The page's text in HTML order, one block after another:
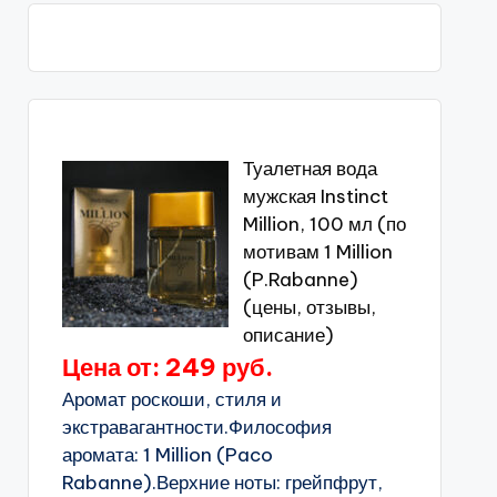
Туалетная вода
мужская Instinct
Million, 100 мл (по
мотивам 1 Million
(P.Rabanne)
(цены, отзывы,
описание)
Цена от: 249 руб.
Аромат роскоши, стиля и
экстравагантности.Философия
аромата: 1 Million (Paco
Rabanne).Верхние ноты: грейпфрут,